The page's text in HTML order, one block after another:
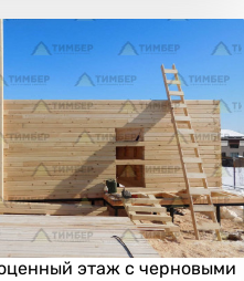
этаж с черновыми